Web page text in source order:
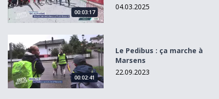
00:03:17
04.03.2025
Le Pedibus : ça marche à Marsens
00:02:41
Le Pedibus : ça marche à
Marsens
22.09.2023